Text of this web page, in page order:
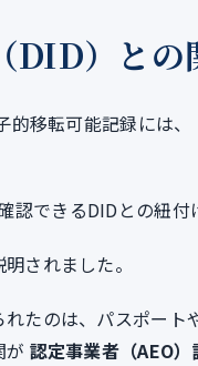
DID）との
移転可能記録には、
認できるDIDとの紐付
されました。
たのは、パスポート
が 認定事業者（AEO）